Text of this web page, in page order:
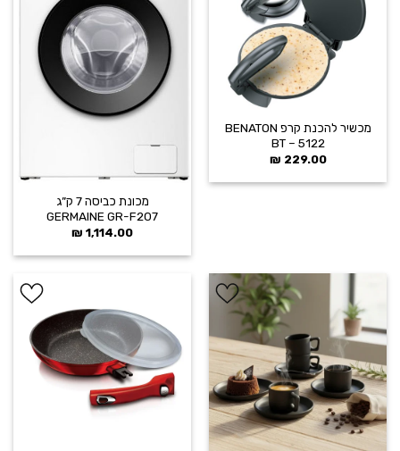
הוסף ל
WISHLIST
מכשיר להכנת קרפ BENATON
BT – 5122
229.00
₪
הוסף ל
WISHLIST
מכונת כביסה 7 ק”ג
GERMAINE GR-F207
1,114.00
₪
הוסף ל
WISHLIST
הוסף ל
WISHLIST